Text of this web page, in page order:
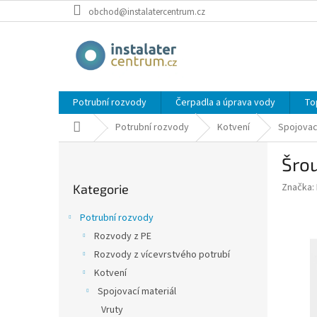
na
obchod@instalatercentrum.cz
Potrubní rozvody Čerpadla a úprava vody
Domů Potrubní rozvody Kotvení
kategorie
Kategorie
Potrubní rozvody
Rozvody z PE
Rozvody z vícevrstvého potrubí
Kotvení
Spojovací materiál
Vruty
Značka: